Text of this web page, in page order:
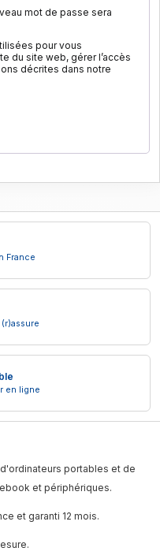
mot de passe sera
pour vous
du site web, gérer l’accès
décrites dans notre
France
en ligne
portables et de
et périphériques.
et garanti 12 mois.